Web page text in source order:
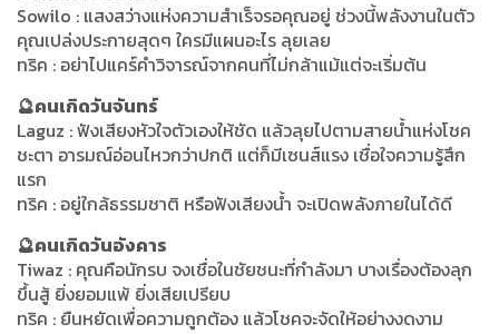
Sowilo : แสงสว่างแห่งความสำเร็จรอคุณอยู่ ช่วงนี้พลังงานในตัว
คุณเปล่งประกายสุดๆ ใครมีแผนอะไร ลุยเลย
ทริค : อย่าไปแคร์คำวิจารณ์จากคนที่ไม่กล้าแม้แต่จะเริ่มต้น
🔮คนเกิดวันจันทร์
Laguz : ฟังเสียงหัวใจตัวเองให้ชัด แล้วลุยไปตามสายน้ำแห่งโชค
ชะตา อารมณ์อ่อนไหวกว่าปกติ แต่ก็มีเซนส์แรง เชื่อใจความรู้สึก
แรก
ทริค : อยู่ใกล้ธรรมชาติ หรือฟังเสียงน้ำ จะเปิดพลังภายในได้ดี
🔮คนเกิดวันอังคาร
Tiwaz : คุณคือนักรบ จงเชื่อในชัยชนะที่กำลังมา บางเรื่องต้องลุก
ขึ้นสู้ ยิ่งยอมแพ้ ยิ่งเสียเปรียบ
ทริค : ยืนหยัดเพื่อความถูกต้อง แล้วโชคจะจัดให้อย่างงดงาม